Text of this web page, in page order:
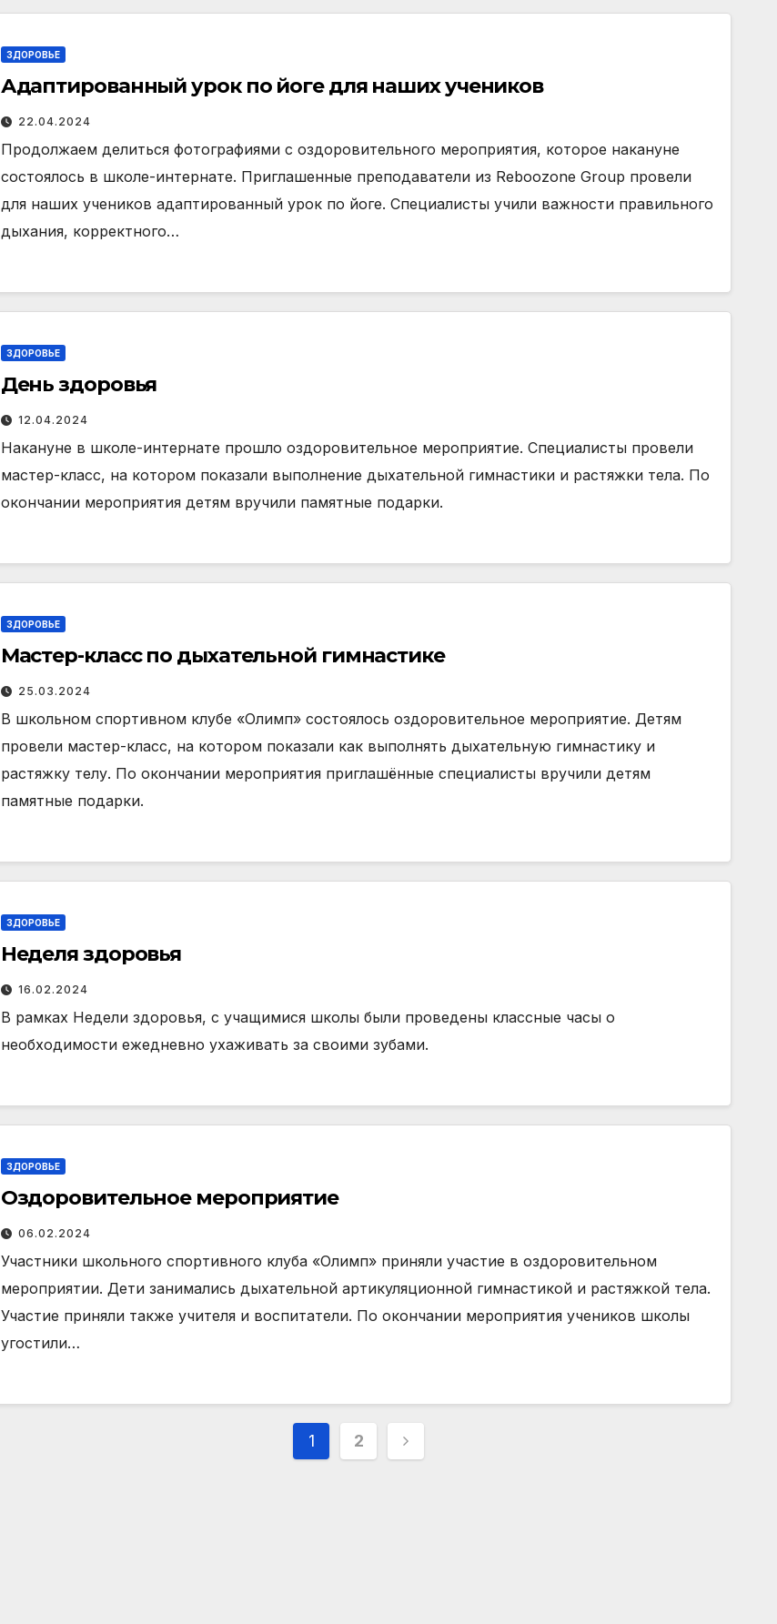
ЗДОРОВЬЕ
Адаптированный урок по йоге для наших учеников
22.04.2024
Продолжаем делиться фотографиями с оздоровительного мероприятия, которое накануне
состоялось в школе-интернате. Приглашенные преподаватели из Reboozone Group провели
для наших учеников адаптированный урок по йоге. Специалисты учили важности правильного
дыхания, корректного…
ЗДОРОВЬЕ
День здоровья
12.04.2024
Накануне в школе-интернате прошло оздоровительное мероприятие. Специалисты провели
мастер-класс, на котором показали выполнение дыхательной гимнастики и растяжки тела. По
окончании мероприятия детям вручили памятные подарки.
ЗДОРОВЬЕ
Мастер-класс по дыхательной гимнастике
25.03.2024
В школьном спортивном клубе «Олимп» состоялось оздоровительное мероприятие. Детям
провели мастер-класс, на котором показали как выполнять дыхательную гимнастику и
растяжку телу. По окончании мероприятия приглашённые специалисты вручили детям
памятные подарки.
ЗДОРОВЬЕ
Неделя здоровья
16.02.2024
В рамках Недели здоровья, с учащимися школы были проведены классные часы о
необходимости ежедневно ухаживать за своими зубами.
ЗДОРОВЬЕ
Оздоровительное мероприятие
06.02.2024
Участники школьного спортивного клуба «Олимп» приняли участие в оздоровительном
мероприятии. Дети занимались дыхательной артикуляционной гимнастикой и растяжкой тела.
Участие приняли также учителя и воспитатели. По окончании мероприятия учеников школы
угостили…
Пагинация
1 2